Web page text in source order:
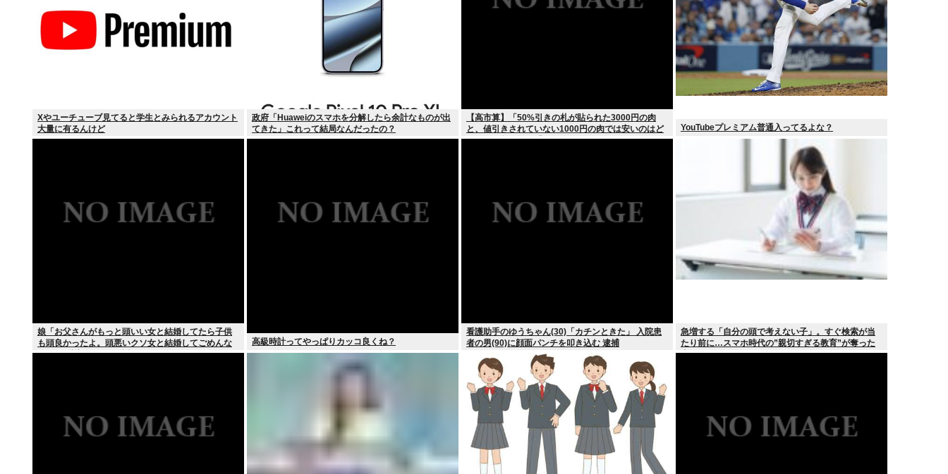
Xやユーチューブ見てると学生とみられるアカウント
大量に有るんけど
政府「Huaweiのスマホを分解したら余計なものが出
てきた」これって結局なんだったの？
【高市算】「50%引きの札が貼られた3000円の肉
と、値引きされていない1000円の肉では安いのはど
ちらか」父の答え「50%引きの肉」
YouTubeプレミアム普通入ってるよな？
娘「お父さんがもっと頭いい女と結婚してたら子供
も頭良かったよ。頭悪いクソ女と結婚してごめんな
さいって謝れよ」どう返せばいい？
高級時計ってやっぱりカッコ良くね？
看護助手のゆうちゃん(30)「カチンときた」 入院患
者の男(90)に顔面パンチを叩き込む 逮捕
急増する「自分の頭で考えない子」。すぐ検索が当
たり前に…スマホ時代の”親切すぎる教育”が奪った
力